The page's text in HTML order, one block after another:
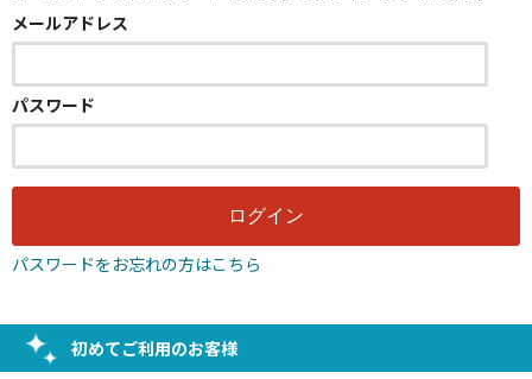
メールアドレス
パスワード
パスワードをお忘れの方はこちら
初めてご利用のお客様